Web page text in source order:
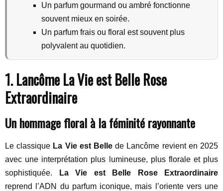
Un parfum gourmand ou ambré fonctionne
souvent mieux en soirée.
Un parfum frais ou floral est souvent plus
polyvalent au quotidien.
1. Lancôme La Vie est Belle Rose
Extraordinaire
Un hommage floral à la féminité rayonnante
Le classique La Vie est Belle de Lancôme revient en 2025
avec une interprétation plus lumineuse, plus florale et plus
sophistiquée.
La Vie est Belle Rose Extraordinaire
reprend l’ADN du parfum iconique, mais l’oriente vers une